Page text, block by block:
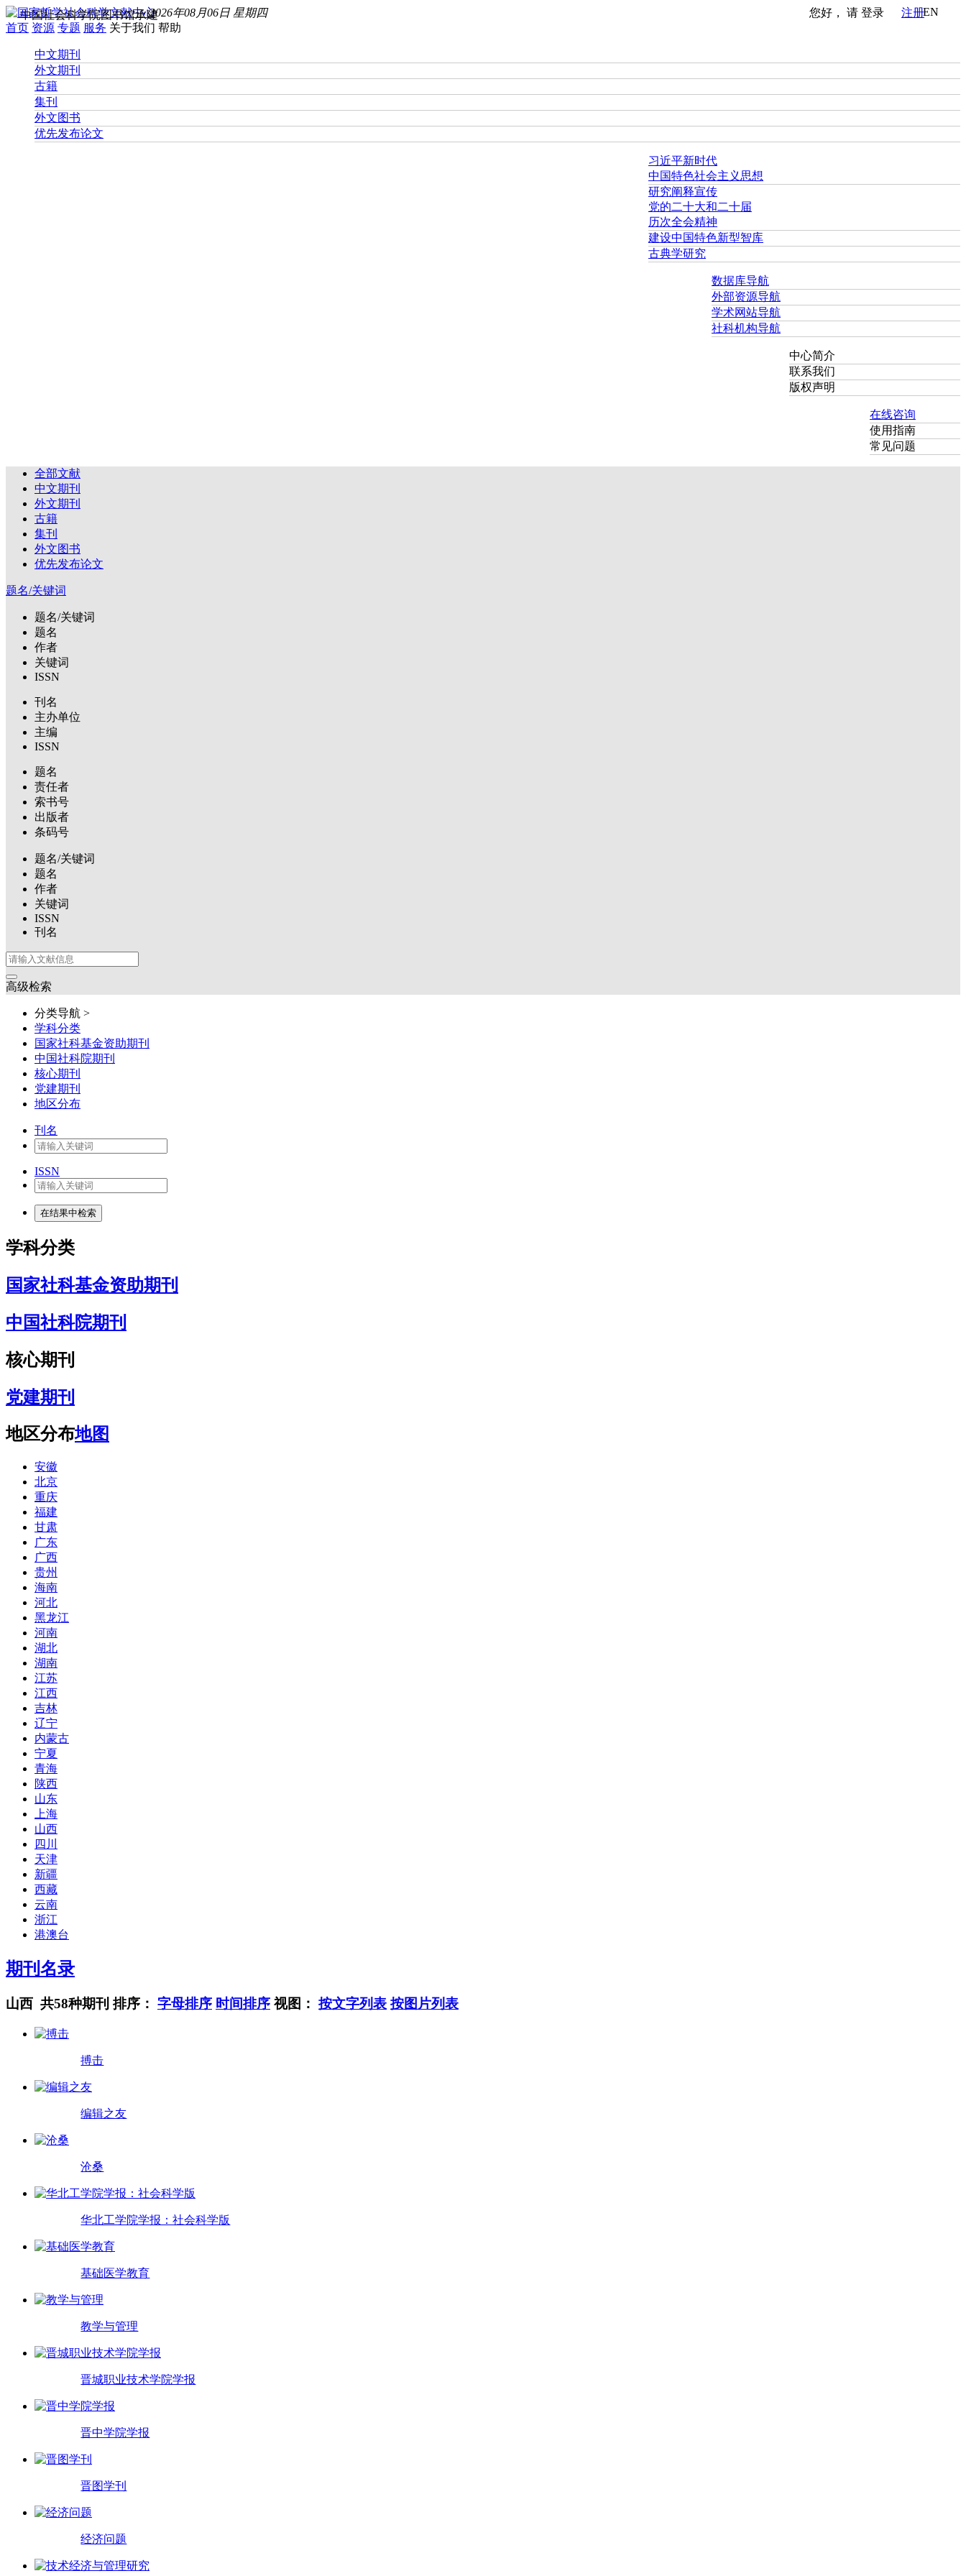
您好， 请 登录 注册EN
2026年08月06日 星期四
中国社会科学院图书馆承建
首页 资源 专题 服务 关于我们 帮助
中文期刊
外文期刊
古籍
集刊
外文图书
优先发布论文
习近平新时代
中国特色社会主义思想
研究阐释宣传
党的二十大和二十届
历次全会精神
建设中国特色新型智库
古典学研究
数据库导航
外部资源导航
学术网站导航
社科机构导航
中心简介
联系我们
版权声明
在线咨询
使用指南
常见问题
全部文献
中文期刊
外文期刊
古籍
集刊
外文图书
优先发布论文
题名/关键词
题名/关键词
题名
作者
关键词
ISSN
刊名
主办单位
主编
ISSN
题名
责任者
索书号
出版者
条码号
题名/关键词
题名
作者
关键词
ISSN
刊名
高级检索
分类导航 >
学科分类
国家社科基金资助期刊
中国社科院期刊
核心期刊
党建期刊
地区分布
刊名
ISSN
学科分类
国家社科基金资助期刊
中国社科院期刊
核心期刊
党建期刊
地区分布地图
安徽
北京
重庆
福建
甘肃
广东
广西
贵州
海南
河北
黑龙江
河南
湖北
湖南
江苏
江西
吉林
辽宁
内蒙古
宁夏
青海
陕西
山东
上海
山西
四川
天津
新疆
西藏
云南
浙江
港澳台
期刊名录
山西 共58种期刊 排序： 字母排序 时间排序 视图： 按文字列表 按图片列表
搏击
编辑之友
沧桑
华北工学院学报：社会科学版
基础医学教育
教学与管理
晋城职业技术学院学报
晋中学院学报
晋图学刊
经济问题